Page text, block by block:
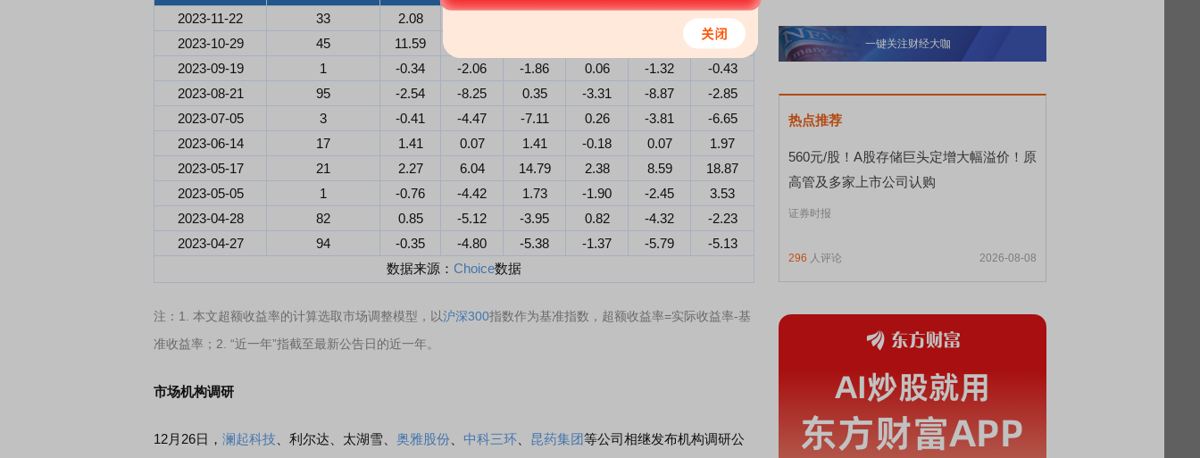
2023-11-22
33 2.08
7.32
2023-10-29
45 11.59
15.95
2023-09-19
1 -0.34 -2.06 -1.86 0.06 -1.32
-0.43
2023-08-21
95 -2.54 -8.25 0.35 -3.31 -8.87
-2.85
2023-07-05
3 -0.41 -4.47 -7.11 0.26 -3.81
-6.65
2023-06-14
17 1.41 0.07 1.41 -0.18 0.07
1.97
2023-05-17
21 2.27 6.04 14.79 2.38 8.59
18.87
2023-05-05
1 -0.76 -4.42 1.73 -1.90 -2.45
3.53
2023-04-28
82 0.85 -5.12 -3.95 0.82 -4.32
-2.23
2023-04-27
94 -0.35 -4.80 -5.38 -1.37 -5.79
-5.13
数据来源： Choice数据
注：1. 本文超额收益率的计算选取市场调整模型，以沪深300指数作为基准指数，超额收益率=实际收益率-基
准收益率；2. “近一年”指截至最新公告日的近一年。
市场机构调研
12月26日， 澜起科技 、利尔达、太湖雪、 奥雅股份 中科三环 昆药集团等公司相继发布机构调研公
一键关注财经大咖
热点推荐
560元/股！A股存储巨头定增大幅溢价！原
高管及多家上市公司认购
证券时报
296 人评论 2026-08-08